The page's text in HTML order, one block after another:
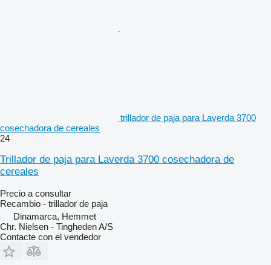
trillador de paja para Laverda 3700
cosechadora de cereales
24
Trillador de paja para Laverda 3700 cosechadora de
cereales
Precio a consultar
Recambio - trillador de paja
Dinamarca, Hemmet
Chr. Nielsen - Tingheden A/S
Contacte con el vendedor